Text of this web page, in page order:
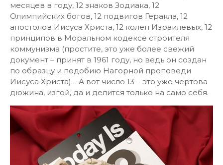
месяцев в году, 12 знаков Зодиака, 12
Олимпийских богов, 12 подвигов Геракла, 12
апостолов Иисуса Христа, 12 колен Израилевых, 12
принципов в Моральном кодексе строителя
коммунизма (простите, это уже более свежий
документ – принят в 1961 году, но ведь он создан
по образцу и подобию Нагорной проповеди
Иисуса Христа)… А вот число 13 – это уже чертова
дюжина, изгой, да и делится только на само себя.